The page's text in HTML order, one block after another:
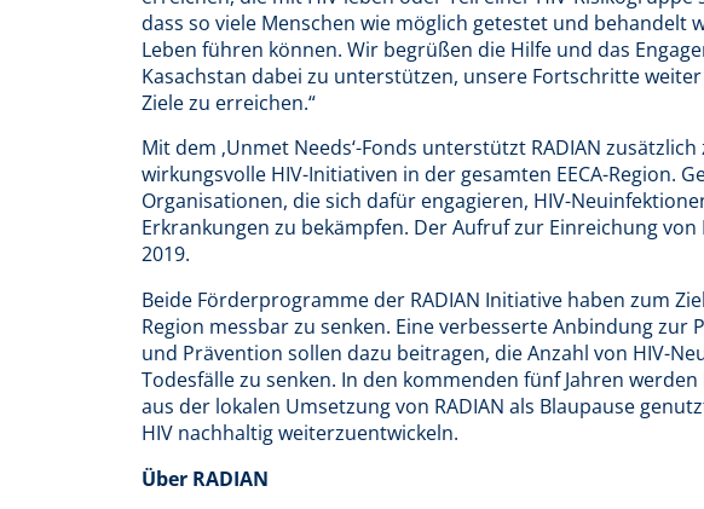
dass so viele Menschen wie möglich getestet und behandelt
Leben führen können. Wir begrüßen die Hilfe und das
Kasachstan dabei zu unterstützen, unsere Fortschritte
Ziele zu erreichen.“
Mit dem ‚Unmet Needs‘-Fonds unterstützt RADIAN
wirkungsvolle HIV-Initiativen in der gesamten EECA-Region.
Organisationen, die sich dafür engagieren, HIV-
Erkrankungen zu bekämpfen. Der Aufruf zur Einreichung
2019.
Beide Förderprogramme der RADIAN Initiative haben zum
Region messbar zu senken. Eine verbesserte Anbindung zur
und Prävention sollen dazu beitragen, die Anzahl von HIV-
Todesfälle zu senken. In den kommenden fünf Jahren
aus der lokalen Umsetzung von RADIAN als Blaupause
HIV nachhaltig weiterzuentwickeln.
Über RADIAN